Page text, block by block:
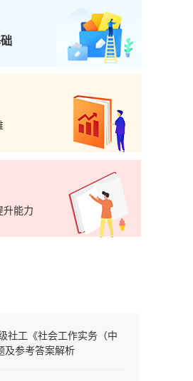
升能力
社工《社会工作实务（中
及参考答案解析